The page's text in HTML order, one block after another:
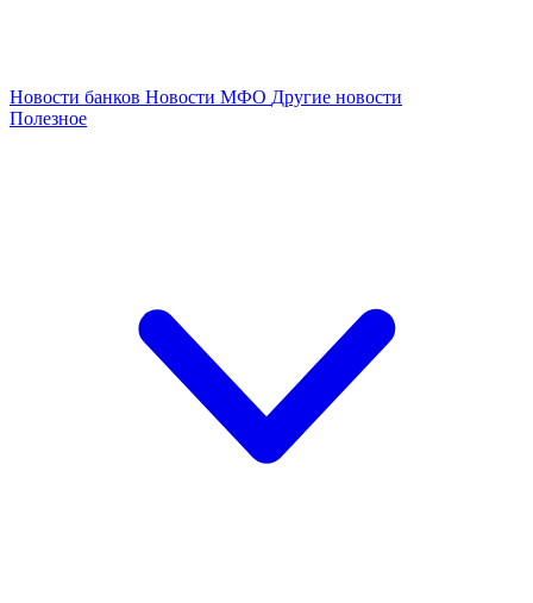
Новости банков Новости МФО Другие новости
Полезное